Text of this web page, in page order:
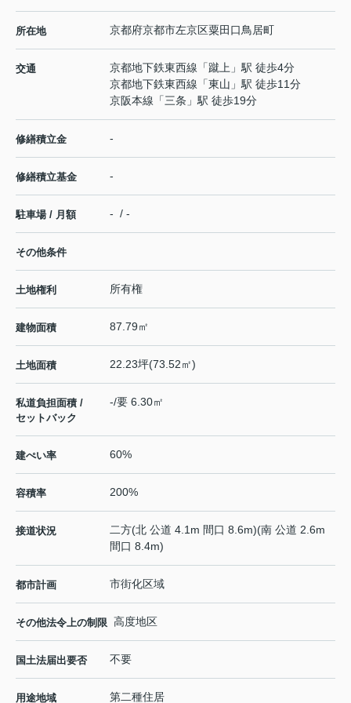
所在地 京都府京都市左京区粟田口鳥居町
交通 京都地下鉄東西線 「蹴上 」駅 徒歩4分
京都地下鉄東西線 「東山 」駅 徒歩11分
京阪本線 「三条 」駅 徒歩19分
修繕積立金 -
修繕積立基金 -
駐車場 / 月額 - / -
その他条件
土地権利 所有権
建物面積 87.79㎡
土地面積 22.23坪(73.52㎡)
私道負担面積 /
セットバック
-/要 6.30㎡
建ぺい率 60%
容積率 200%
接道状況
二方(北 公道 4.1m 間口 8.6m)(南 公道 2.6m
間口 8.4m)
都市計画 市街化区域
その他法令上の制限 高度地区
国土法届出要否 不要
用途地域 第二種住居